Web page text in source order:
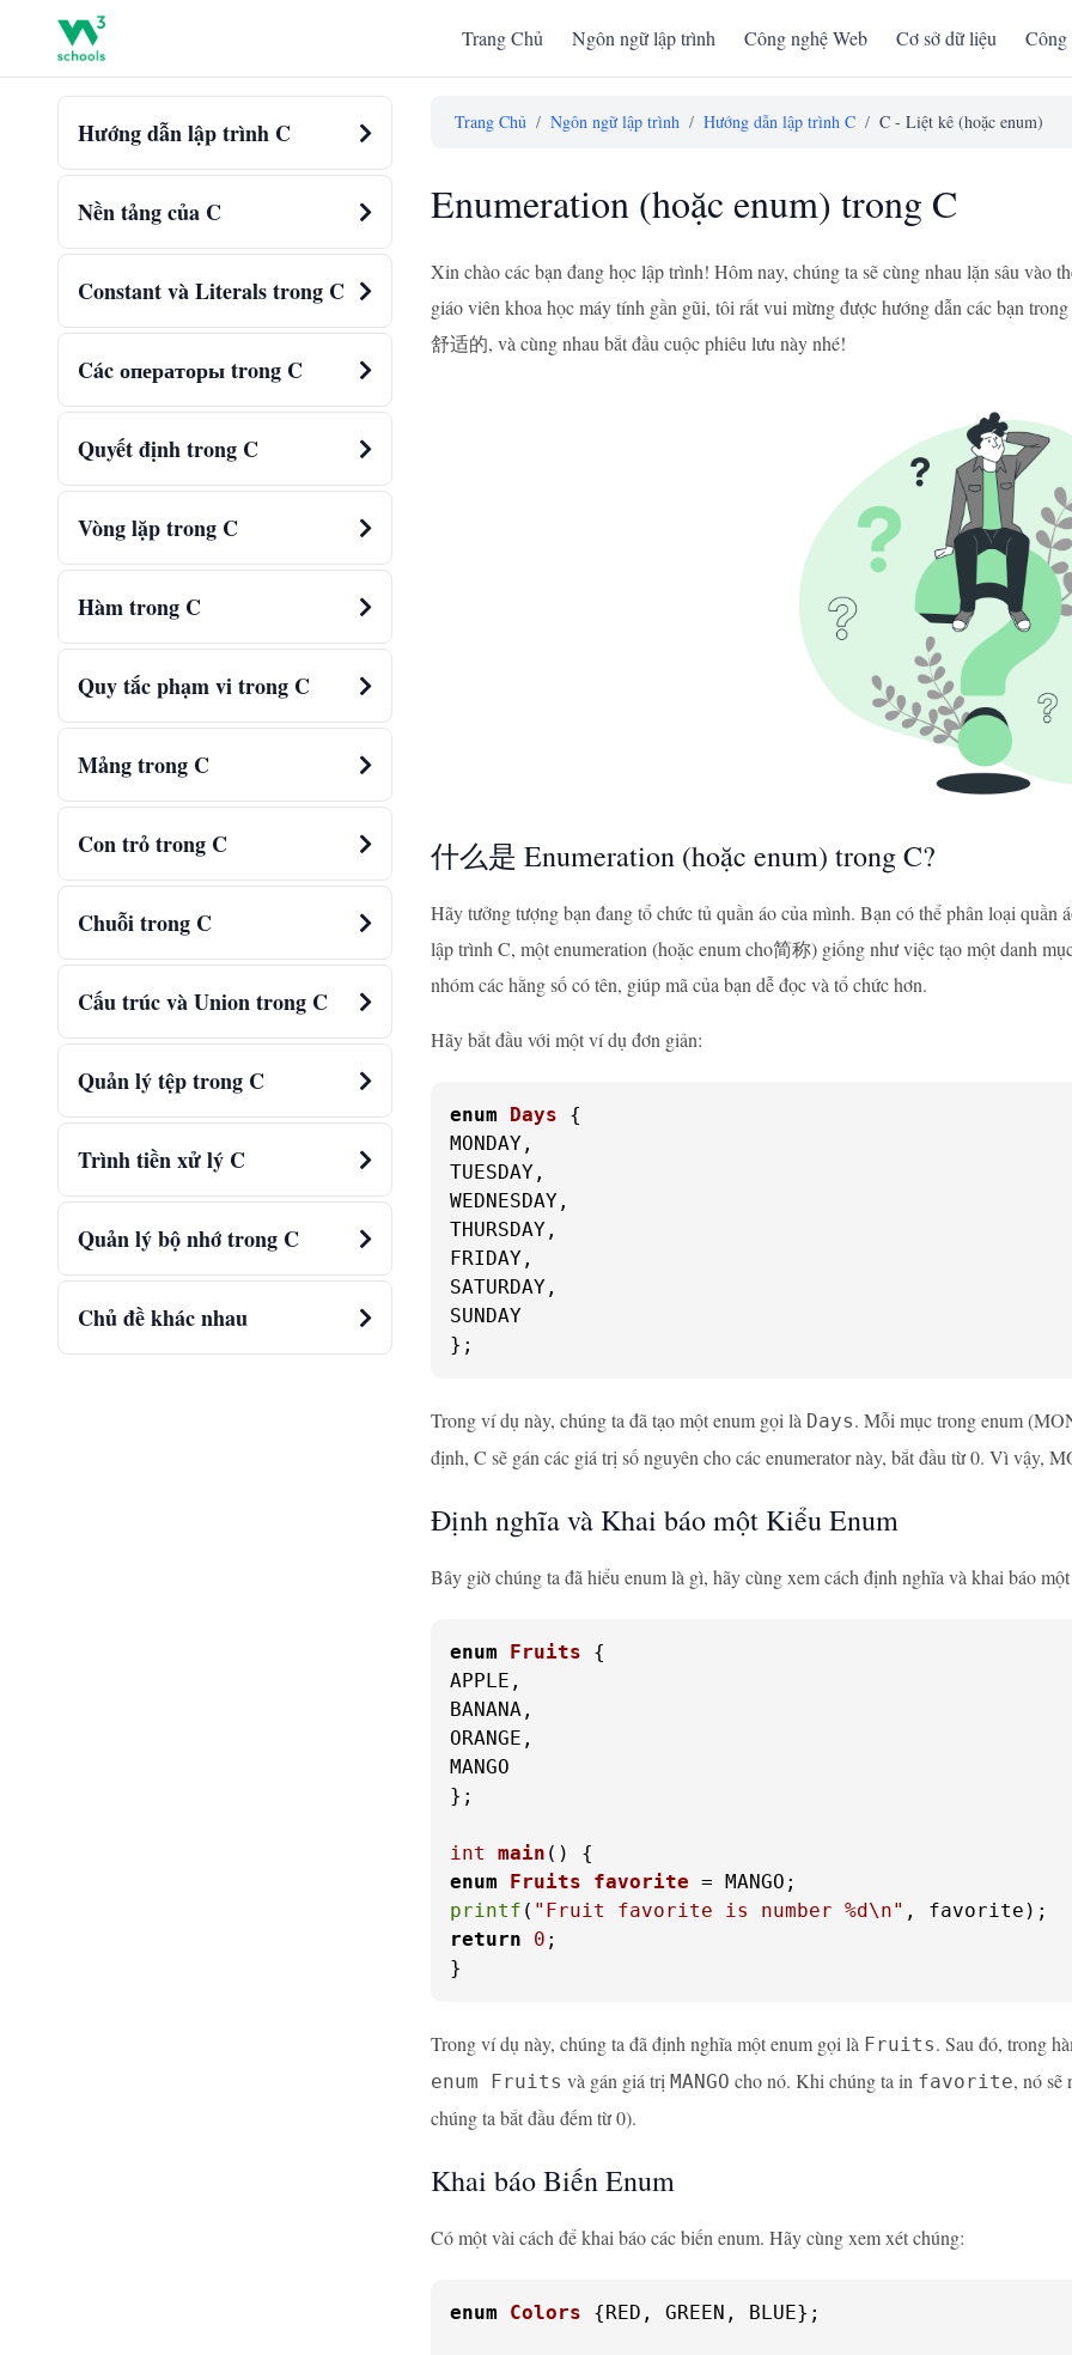
Trang Chủ Ngôn ngữ lập trình Công nghệ Web Cơ sở dữ liệu Công
Hướng dẫn lập trình C
Nền tảng của C
Constant và Literals trong C
Các операторы trong C
Quyết định trong C
Vòng lặp trong C
Hàm trong C
Quy tắc phạm vi trong C
Mảng trong C
Con trỏ trong C
Chuỗi trong C
Cấu trúc và Union trong C
Quản lý tệp trong C
Trình tiền xử lý C
Quản lý bộ nhớ trong C
Chủ đề khác nhau
Trang Chủ / Ngôn ngữ lập trình / Hướng dẫn lập trình C / C - Liệt kê (hoặc enum)
Enumeration (hoặc enum) trong C
Xin chào các bạn đang học lập trình! Hôm nay, chúng ta sẽ cùng nhau lặn sâu vào
giáo viên khoa học máy tính gần gũi, tôi rất vui mừng được hướng dẫn các bạn
舒适的, và cùng nhau bắt đầu cuộc phiêu lưu này nhé!
什么是 Enumeration (hoặc enum) trong C?
Hãy tưởng tượng bạn đang tổ chức tủ quần áo của mình. Bạn có thể phân loại quần
lập trình C, một enumeration (hoặc enum cho简称) giống như việc tạo một danh
nhóm các hằng số có tên, giúp mã của bạn dễ đọc và tổ chức hơn.
Hãy bắt đầu với một ví dụ đơn giản:
enum Days {
MONDAY,
TUESDAY,
WEDNESDAY,
THURSDAY,
FRIDAY,
SATURDAY,
SUNDAY
};
Trong ví dụ này, chúng ta đã tạo một enum gọi là Days. Mỗi mục trong enum
định, C sẽ gán các giá trị số nguyên cho các enumerator này, bắt đầu từ 0. Vì
Định nghĩa và Khai báo một Kiểu Enum
Bây giờ chúng ta đã hiểu enum là gì, hãy cùng xem cách định nghĩa và khai báo
enum Fruits {
APPLE,
BANANA,
ORANGE,
MANGO
};
int main ()
enum
Fruits favorite =
printf ( "Fruit favorite is number %d\n"
return
0 ;
}
Trong ví dụ này, chúng ta đã định nghĩa một enum gọi là Fruits. Sau đó, trong
enum Fruits và gán giá trị MANGO cho nó. Khi chúng ta in favorite, nó sẽ
chúng ta bắt đầu đếm từ 0).
Khai báo Biến Enum
Có một vài cách để khai báo các biến enum. Hãy cùng xem xét chúng:
enum Colors {RED, GREEN, BLUE};